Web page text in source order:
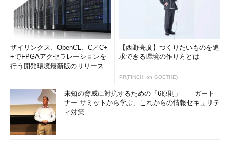
ザイリンクス、OpenCL、C／C+
+でFPGAアクセラレーションを
行う開発環境最新版のリリースを
【西野亮廣】つくりたいものを追
求できる環境の作り方とは
PR(FINCHI on GOETHE)
未知の脅威に対抗するための「6原則」――ガート
ナー サミットから学ぶ、これからの情報セキュリテ
ィ対策